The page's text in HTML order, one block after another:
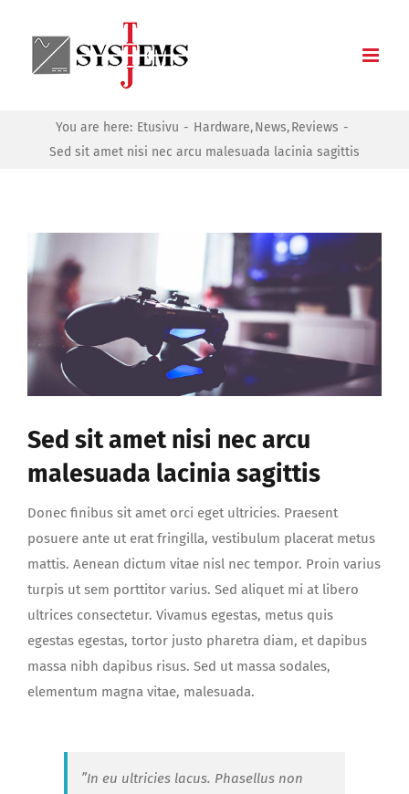
content
You are here: Etusivu Hardware News Reviews
Sed sit amet nisi nec arcu malesuada lacinia sagittis
kuvaa
isompana
Sed sit amet nisi nec arcu
malesuada lacinia sagittis
Donec finibus sit amet orci eget ultricies. Praesent
posuere ante ut erat fringilla, vestibulum placerat metus
mattis. Aenean dictum vitae nisl nec tempor. Proin varius
turpis ut sem porttitor varius. Sed aliquet mi at libero
ultrices consectetur. Vivamus egestas, metus quis
egestas egestas, tortor justo pharetra diam, et dapibus
massa nibh dapibus risus. Sed ut massa sodales,
elementum magna vitae, malesuada.
”In eu ultricies lacus. Phasellus non